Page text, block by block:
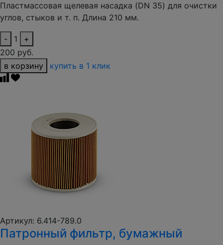
Пластмассовая щелевая насадка (DN 35) для очистки
углов, стыков и т. п. Длина 210 мм.
- 1
+
200 руб.
в корзину
купить в 1 клик
Артикул: 6.414-789.0
Патронный фильтр, бумажный